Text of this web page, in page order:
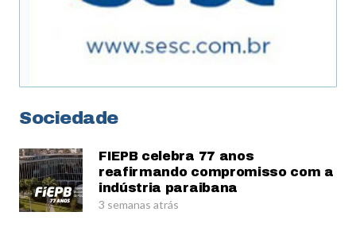
Sociedade
FIEPB celebra 77 anos
reafirmando compromisso com a
indústria paraibana
3 semanas atrás